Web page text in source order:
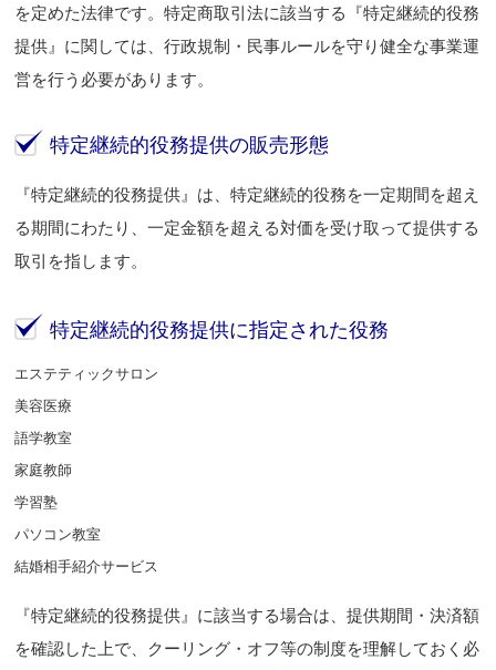
を定めた法律です。特定商取引法に該当する『特定継続的役務
提供』に関しては、行政規制・民事ルールを守り健全な事業運
営を行う必要があります。
特定継続的役務提供の販売形態
『特定継続的役務提供』は、特定継続的役務を一定期間を超え
る期間にわたり、一定金額を超える対価を受け取って提供する
取引を指します。
特定継続的役務提供に指定された役務
エステティックサロン
美容医療
語学教室
家庭教師
学習塾
パソコン教室
結婚相手紹介サービス
『特定継続的役務提供』に該当する場合は、提供期間・決済額
を確認した上で、クーリング・オフ等の制度を理解しておく必